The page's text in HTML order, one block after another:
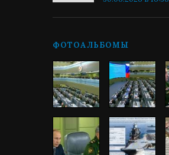
ФОТОАЛЬБОМЫ